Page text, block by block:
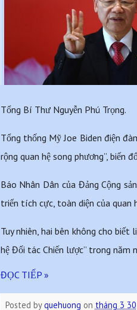
Tổng Bí Thư Nguyễn Phú Trọng.
Tổng thống Mỹ Joe Biden điện
rộng quan hệ song phương”, biến
Báo Nhân Dân của Đảng Cộng
triển tích cực, toàn diện của quan
Tuy nhiên, hai bên không cho biết
hệ Đối tác Chiến lược” trong năm
ĐỌC TIẾP »
Posted byquehuong on tháng 3